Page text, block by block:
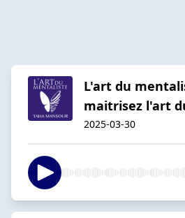
L'art du
maitrisez l'art
2025-03-30